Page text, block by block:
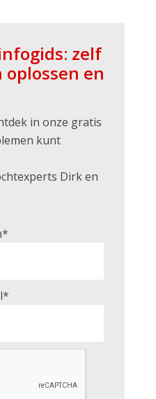
zelf
en
in onze gratis
kunt
Dirk en